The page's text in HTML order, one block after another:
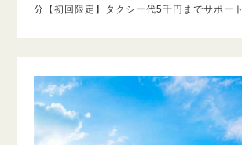
分【初回限定】タクシー代5千円までサポート